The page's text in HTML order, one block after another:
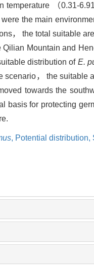
temperature （0.31-
the main
， the total suitable
Mountain and
distribution of E.
scenario， the suitable
towards the
basis for protecting
, Potential distribution,